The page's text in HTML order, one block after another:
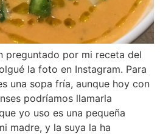
preguntado por mi receta del
la foto en Instagram. Para
una sopa fría, aunque hoy con
podríamos llamarla
yo uso es una pequeña
madre, y la suya la ha